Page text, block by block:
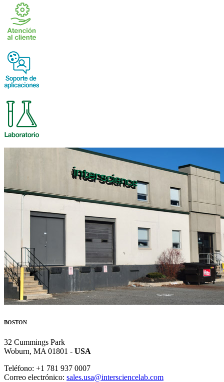
BOSTON
32 Cummings Park
Woburn, MA 01801 - USA
Teléfono: +1 781 937 0007
Correo electrónico: sales.usa@intersciencelab.com